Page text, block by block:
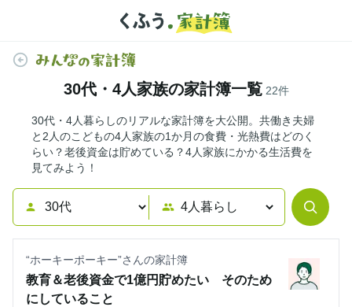
30代・4人家族の家計簿一覧 22件
30代・4人暮らしのリアルな家計簿を大公開。共働き夫婦
と2人のこどもの4人家族の1か月の食費・光熱費はどのく
らい？老後資金は貯めている？4人家族にかかる生活費を
見てみよう！
“ホーキーポーキー”さんの家計簿
教育＆老後資金で1億円貯めたい そのため
にしていること